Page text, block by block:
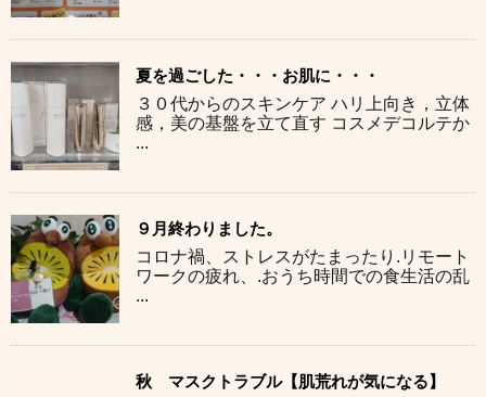
夏を過ごした・・・お肌に・・・
３０代からのスキンケア ハリ上向き，立体
感，美の基盤を立て直す コスメデコルテか
...
９月終わりました。
コロナ禍、ストレスがたまったり.リモート
ワークの疲れ、.おうち時間での食生活の乱
...
秋 マスクトラブル【肌荒れが気になる】